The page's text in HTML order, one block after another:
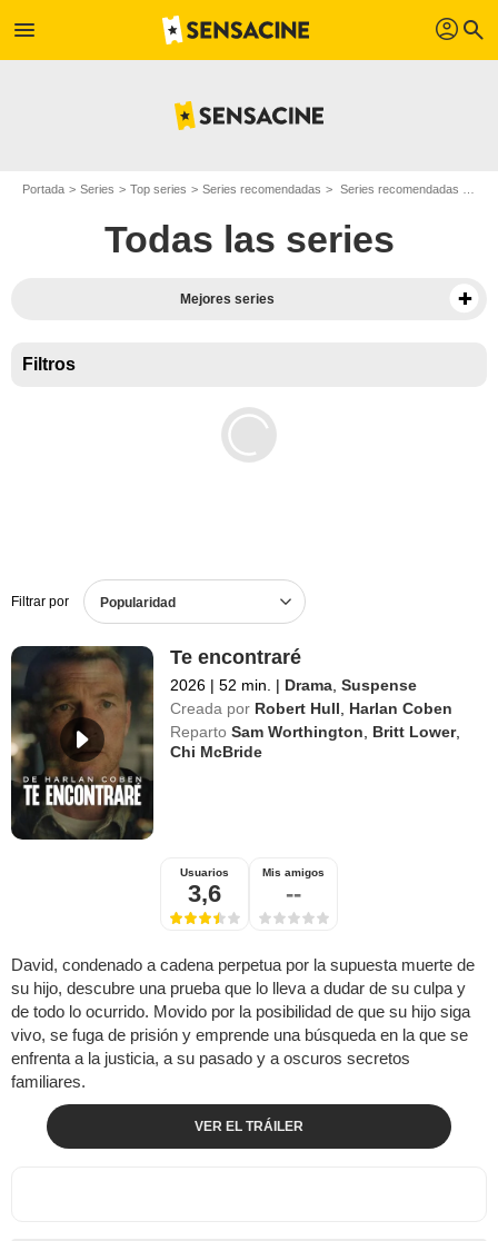
menu profil search
Portada Series Top series Series recomendadas Series recomendadas de suspense
Todas las series
Mejores series
Filtros
Filtrar por Popularidad
Te encontraré
2026 | 52 min. | Drama ,Suspense
Creada por Robert Hull
Harlan Coben
Reparto Sam Worthington Britt Lower,
Chi McBride
Usuarios
3,6
Mis amigos
--
David, condenado a cadena perpetua por la supuesta muerte de
su hijo, descubre una prueba que lo lleva a dudar de su culpa y
de todo lo ocurrido. Movido por la posibilidad de que su hijo siga
vivo, se fuga de prisión y emprende una búsqueda en la que se
enfrenta a la justicia, a su pasado y a oscuros secretos
familiares.
VER EL TRÁILER